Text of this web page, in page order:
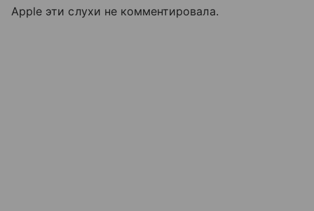
Apple эти слухи не комментировала.